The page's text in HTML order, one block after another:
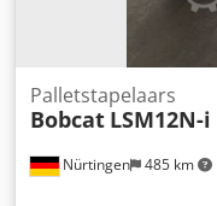
Nürtingen 485 km
Palletstapelaars
Bobcat LSM12N-